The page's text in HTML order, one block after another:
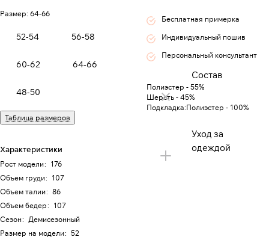
Размер: 64-66
52-54 56-58
60-62 64-66
48-50
Таблица размеров
Характеристики
Рост модели: 176
Объем груди: 107
Объем талии: 86
Объем бедер: 107
Сезон: Демисезонный
Размер на модели: 52
Бесплатная примерка
Индивидуальный пошив
Персональный консультант
Состав
Полиэстер - 55%
Шерсть - 45%
Подкладка:Полиэстер - 100%
Уход за
одеждой